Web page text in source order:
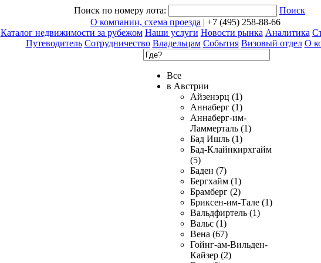
Поиск по номеру лота:
Поиск
О компании, схема проезда | +7 (495) 258-88-66
Каталог недвижимости за рубежом Наши услуги Новости рынка Аналитика
Путеводитель Сотрудничество Владельцам События Визовый отдел О
Все
в Австрии
Айзенэрц (1)
Аннаберг (1)
Аннаберг-им-
Ламмерталь (1)
Бад Ишль (1)
Бад-Клайнкирхгайм
(5)
Баден (7)
Бергхайм (1)
Брамберг (2)
Бриксен-им-Тале (1)
Вальдфиртель (1)
Вальс (1)
Вена (67)
Гойнг-ам-Вильден-
Кайзер (2)